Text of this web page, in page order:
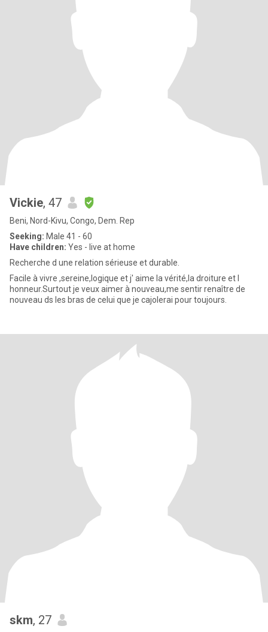
Vickie, 47
Beni, Nord-Kivu, Congo, Dem. Rep
Seeking: Male 41 - 60
Have children: Yes - live at home
Recherche d une relation sérieuse et durable.
Facile à vivre ,sereine,logique et j' aime la vérité,la droiture et l
honneur.Surtout je veux aimer à nouveau,me sentir renaître de
nouveau ds les bras de celui que je cajolerai pour toujours.
skm, 27